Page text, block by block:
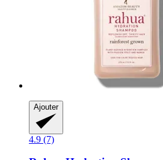
Ajouter
4.9 (7)